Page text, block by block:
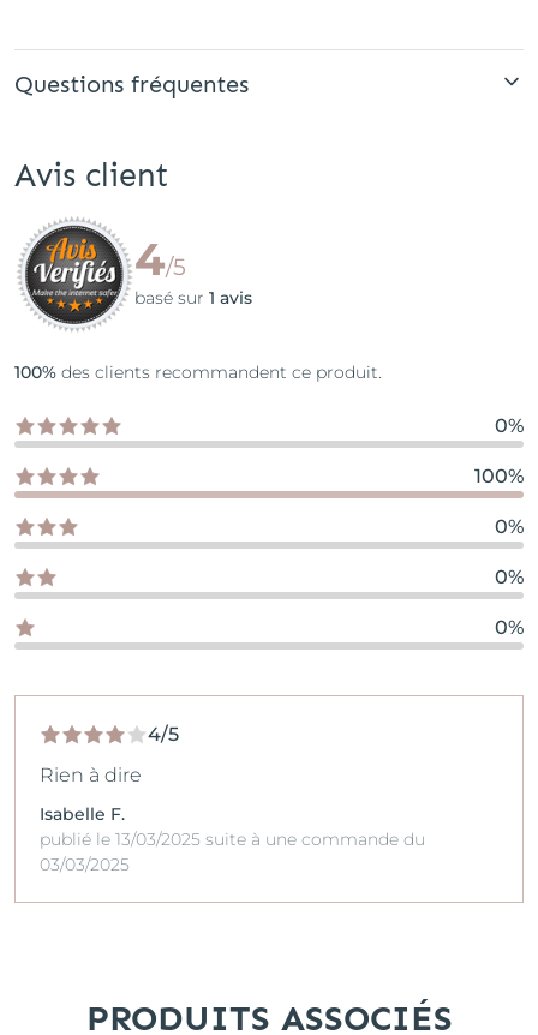
Questions fréquentes
Avis client
4/5
basé sur 1 avis
100% des clients recommandent ce produit.
0%
100%
0%
0%
0%
4/5
Rien à dire
Isabelle F.
publié le 13/03/2025 suite à une commande du
03/03/2025
PRODUITS ASSOCIÉS